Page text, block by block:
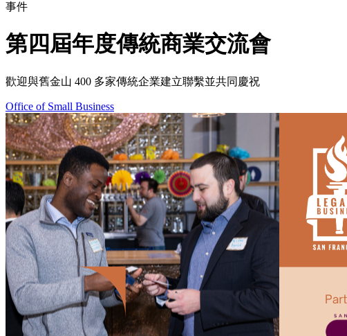
事件
第四屆年度傳統商業交流會
歡迎與舊金山 400 多家傳統企業建立聯繫並共同慶祝
Office of Small Business